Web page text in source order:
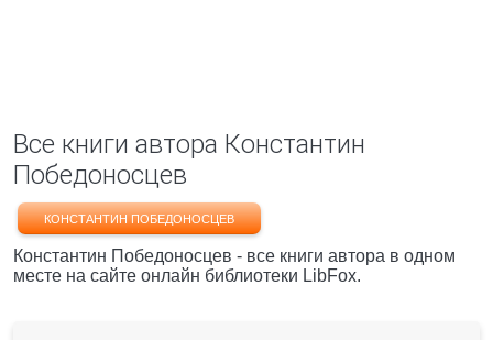
Все книги автора Константин
Победоносцев
КОНСТАНТИН ПОБЕДОНОСЦЕВ
Константин Победоносцев - все книги автора в одном
месте на сайте онлайн библиотеки LibFox.